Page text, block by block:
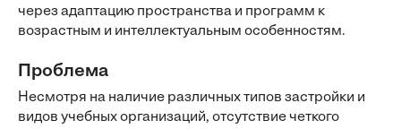
через адаптацию пространства и программ к
возрастным и интеллектуальным особенностям.
Проблема
Несмотря на наличие различных типов застройки и
видов учебных организаций, отсутствие четкого